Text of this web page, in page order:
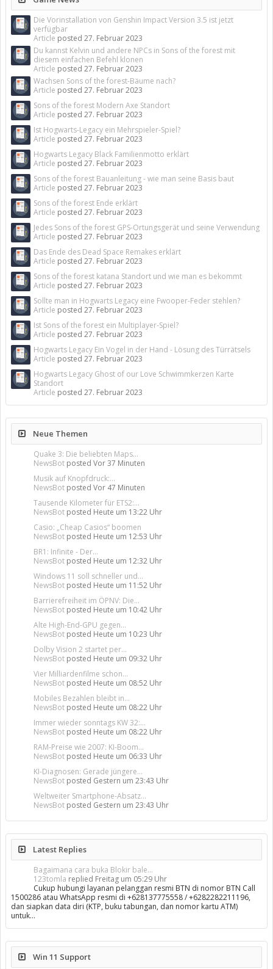
Die Vorinstallation von Genshin Impact Version 3.5 ist jetzt
verfügbar
Article posted 27. Februar 2023
Du kannst Kelvin und andere NPCs in Sons of the forest mit
diesem einfachen Befehl klonen
Article posted 27. Februar 2023
Wachsen Sons of the forest-Bäume nach?
Article posted 27. Februar 2023
Sons of the forest Modern Axe Standort
Article posted 27. Februar 2023
Ist Hogwarts-Legacy ein Mehrspieler-Spiel?
Article posted 27. Februar 2023
Hogwarts Legacy Black Familienmotto erklärt
Article posted 27. Februar 2023
Sons of the forest Bauanleitung - wie man seine Basis baut
Article posted 27. Februar 2023
Sons of the forest Ende erklärt
Article posted 27. Februar 2023
Jedes Sons of the forest GPS-Ortungsgerät und seine Verwendung
Article posted 27. Februar 2023
Das Ende des Dead Space Remakes erklärt
Article posted 27. Februar 2023
Sons of the forest katana Standort und wie man es bekommt
Article posted 27. Februar 2023
Sollte man in Hogwarts Legacy eine Fwooper-Feder stehlen?
Article posted 27. Februar 2023
Ist Sons of the forest ein Multiplayer-Spiel?
Article posted 27. Februar 2023
Hogwarts Legacy Ein Vogel in der Hand - Lösung des Türrätsels
Article posted 27. Februar 2023
Hogwarts Legacy Ghost of our Love Schwimmkerzen Karte
Standort
Article posted 27. Februar 2023
Neue Themen
Quake 3: Die beliebten Maps...
NewsBot posted Vor 37 Minuten
Musik auf Knopfdruck:...
NewsBot posted Vor 47 Minuten
Tausende Kilometer für ETS2:...
NewsBot posted Heute um 13:22 Uhr
Casio: „Cheap Casios“ boomen
NewsBot posted Heute um 12:53 Uhr
BR1: Infinite - Der...
NewsBot posted Heute um 12:32 Uhr
Windows 11 soll schneller und...
NewsBot posted Heute um 11:52 Uhr
Barrierefreiheit im ÖPNV: Die...
NewsBot posted Heute um 10:42 Uhr
Alte High-End-GPU gegen...
NewsBot posted Heute um 10:23 Uhr
Dolby Vision 2 startet per...
NewsBot posted Heute um 09:32 Uhr
Vier Milliardenfilme schon...
NewsBot posted Heute um 08:52 Uhr
Mobiles Bezahlen bleibt in...
NewsBot posted Heute um 08:22 Uhr
Immer wieder sonntags KW 32:...
NewsBot posted Heute um 08:22 Uhr
RAM-Preise wie 2007: KI-Boom...
NewsBot posted Heute um 06:33 Uhr
KI-Diagnosen: Gerade jüngere...
NewsBot posted Gestern um 23:43 Uhr
Weltweiter Smartphone-Absatz...
NewsBot posted Gestern um 23:43 Uhr
Latest Replies
Bagaimana cara buka Blokir bale...
123tomla replied Freitag um 05:29 Uhr
Cukup hubungi layanan pelanggan resmi BTN di nomor BTN Call
1500286 atau WhatsApp resmi di +628137775558 / +6282282211196,
dan siapkan data diri (KTP, buku tabungan, dan nomor kartu ATM)
untuk…
Win 11 Support